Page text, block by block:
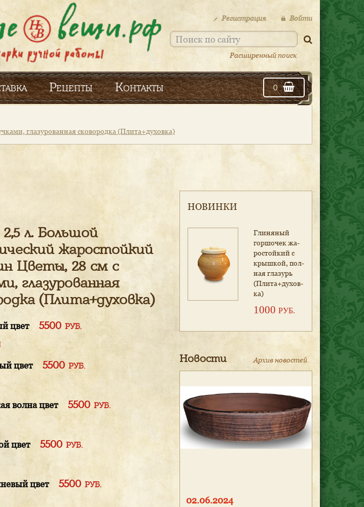
Регистрация Войти
Расширенный поиск
Рецепты Контакты 0
глазурованная сковородка (Плита+духовка)
л. Большой
жаростойкий
Цветы, 28 см с
глазурованная
(Плита+духовка)
цвет 5500 РУБ.
цвет 5500 РУБ.
волна цвет 5500 РУБ.
цвет 5500 РУБ.
цвет 5500 РУБ.
НОВИНКИ
Гли­ня­ный
гор­шо­чек жа­
рос­той­кий с
крыш­кой, пол­
ная гла­зурь
(Пли­та+ду­хов­
ка)
1000 РУБ.
Новости Архив новостей
02.06.2024